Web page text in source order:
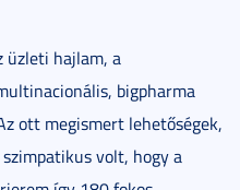
üzleti hajlam, a
bigpharma
ott megismert lehetőségek,
volt, hogy a